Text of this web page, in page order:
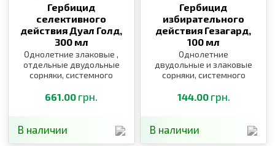
Гербицид
селективного
действия Дуал Голд,
300 мл
Однолетние злаковые ,
отдельные двудольные
сорняки, системного
661.00 грн.
В наличии
Гербицид
избирательного
действия Гезагард,
100 мл
Однолетние
двудольные и злаковые
сорняки, системного
144.00 грн.
В наличии